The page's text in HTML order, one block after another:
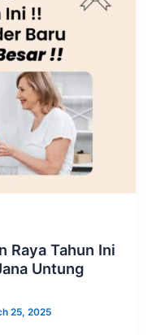
Raya Tahun Ini
Untung
25, 2025